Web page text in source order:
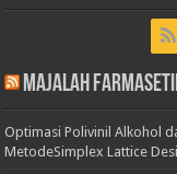
Majalah
Optimasi Polivinil Alkohol
MetodeSimplex Lattice